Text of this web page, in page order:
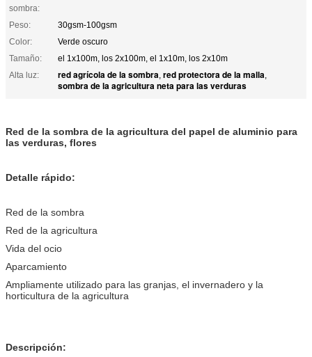
sombra:
Peso:
30gsm-100gsm
Color:
Verde oscuro
Tamaño:
el 1x100m, los 2x100m, el 1x10m, los 2x10m
Alta luz:
red agrícola de la sombra, red protectora de la malla,
sombra de la agricultura neta para las verduras
Red de la sombra de la agricultura del papel de aluminio para
las verduras, flores
Detalle rápido:
Red de la sombra
Red de la agricultura
Vida del ocio
Aparcamiento
Ampliamente utilizado para las granjas, el invernadero y la
horticultura de la agricultura
Descripción: